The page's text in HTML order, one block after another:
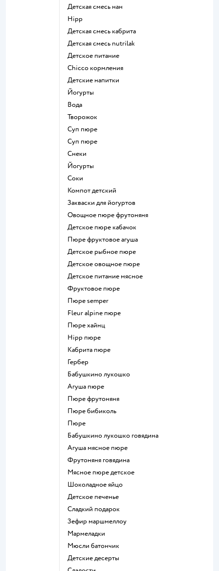
детская смесь нан
hipp
детская смесь кабрита
детская смесь nutrilak
детское питание
chicco кормления
детские напитки
йогурты
Вода
творожок
суп пюре
суп пюре
Снеки
йогурты
Соки
компот детский
Закваски для йогуртов
овощное пюре фрутоняня
детское пюре кабачок
пюре фруктовое агуша
детское рыбное пюре
детское овощное пюре
детское питание мясное
фруктовое пюре
пюре semper
fleur alpine пюре
пюре хайнц
hipp пюре
кабрита пюре
гербер
бабушкино лукошко
агуша пюре
пюре фрутоняня
пюре бибиколь
пюре
бабушкино лукошко говядина
агуша мясное пюре
фрутоняня говядина
мясное пюре детское
шоколадное яйцо
детское печенье
сладкий подарок
зефир маршмеллоу
мармеладки
мюсли батончик
детские десерты